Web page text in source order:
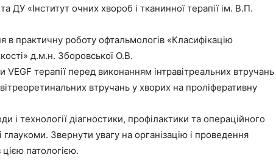
ДУ «Інститут очних хвороб і тканинної терапії ім. В.П.
практичну роботу офтальмологів «Класифікацію
д.м.н. Зборовської О.В.
терапії перед виконанням інтравітреальних втручань
втручань у хворих на проліферативну
і технології діагностики, профілактики та операційного
глаукоми. Звернути увагу на організацію і проведення
патологією.